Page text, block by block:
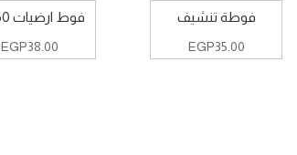
فوطة تنشيف
EGP35.00
فوط ارضيات 60*50
EGP38.00